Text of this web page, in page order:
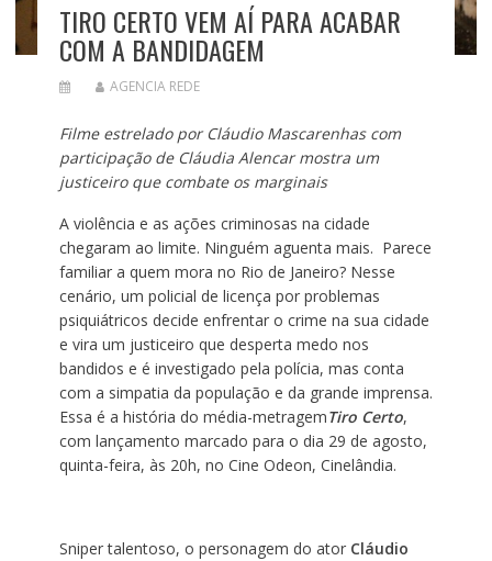
TIRO CERTO VEM AÍ PARA ACABAR
COM A BANDIDAGEM
AGENCIA REDE
Filme estrelado por Cláudio Mascarenhas com
participação de Cláudia Alencar mostra um
justiceiro que combate os marginais
A violência e as ações criminosas na cidade
chegaram ao limite. Ninguém aguenta mais. Parece
familiar a quem mora no Rio de Janeiro? Nesse
cenário, um policial de licença por problemas
psiquiátricos decide enfrentar o crime na sua cidade
e vira um justiceiro que desperta medo nos
bandidos e é investigado pela polícia, mas conta
com a simpatia da população e da grande imprensa.
Essa é a história do média-metragemTiro Certo,
com lançamento marcado para o dia 29 de agosto,
quinta-feira, às 20h, no Cine Odeon, Cinelândia.
Sniper talentoso, o personagem do ator Cláudio